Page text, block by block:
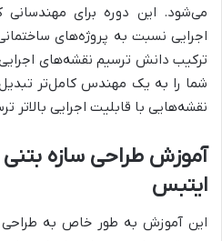
می‌شود. این دوره برای
اجرایی نسبت به پروژه‌های
ترکیب دانش ترسیم نقشه‌های اجرایی
شما را به یک مهندس کامل‌تر
نقشه‌هایی با قابلیت اجرایی بالاتر
آموزش طراحی سازه بتنی
ایتبس